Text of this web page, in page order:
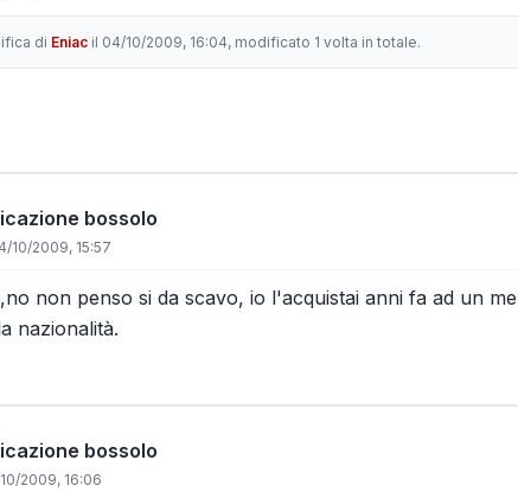
di Eniac il 04/10/2009, 16:04, modificato 1 volta in totale.
bossolo
10/2009, 15:57
non penso si da scavo, io l'acquistai anni fa ad un
nazionalità.
bossolo
2009, 16:06